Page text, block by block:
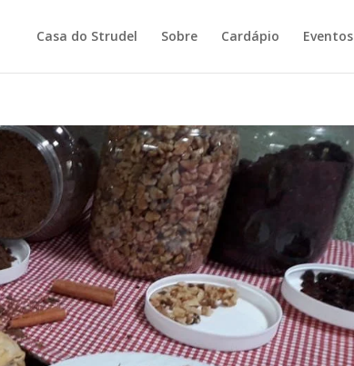
Casa do Strudel Sobre Cardápio Eventos